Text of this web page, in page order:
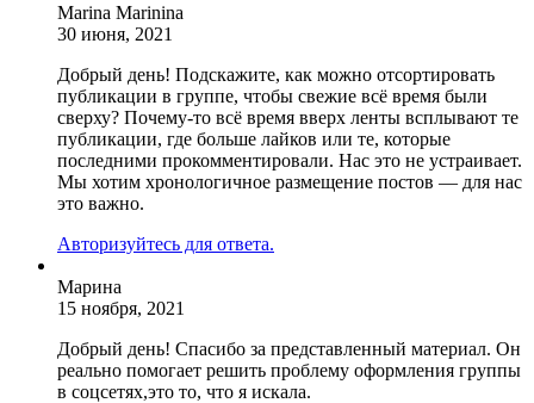
Marina Marinina
30 июня, 2021
Добрый день! Подскажите, как можно отсортировать
публикации в группе, чтобы свежие всё время были
сверху? Почему-то всё время вверх ленты всплывают те
публикации, где больше лайков или те, которые
последними прокомментировали. Нас это не устраивает.
Мы хотим хронологичное размещение постов — для нас
это важно.
Авторизуйтесь для ответа.
Марина
15 ноября, 2021
Добрый день! Спасибо за представленный материал. Он
реально помогает решить проблему оформления группы
в соцсетях,это то, что я искала.